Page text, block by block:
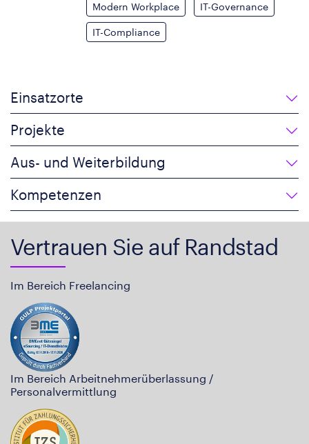
Modern Workplace IT-Governance
IT-Compliance
Einsatzorte
Projekte
Aus- und Weiterbildung
Kompetenzen
Vertrauen Sie auf Randstad
Im Bereich Freelancing
Im Bereich Arbeitnehmerüberlassung /
Personalvermittlung